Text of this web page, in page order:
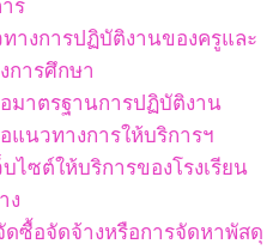
ร
างการปฏิบัติงานของครูและ
การศึกษา
มาตรฐานการปฏิบัติงาน
แนวทางการให้บริการฯ
บไซต์ให้บริการของโรงเรียน
ง
ดซื้อจัดจ้างหรือการจัดหาพัสดุ